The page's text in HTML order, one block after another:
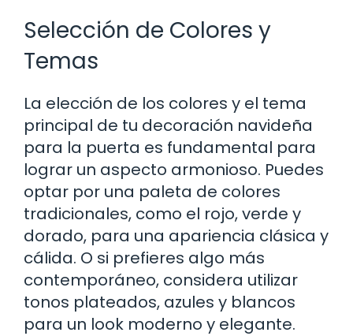
Selección de Colores y
Temas
La elección de los colores y el tema
principal de tu decoración navideña
para la puerta es fundamental para
lograr un aspecto armonioso. Puedes
optar por una paleta de colores
tradicionales, como el rojo, verde y
dorado, para una apariencia clásica y
cálida. O si prefieres algo más
contemporáneo, considera utilizar
tonos plateados, azules y blancos
para un look moderno y elegante.